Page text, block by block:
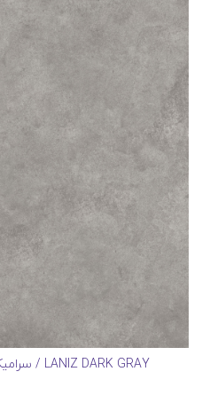
LANIZ DARK GRAY / سرامیک پرسلان لانیز طوسی تیره